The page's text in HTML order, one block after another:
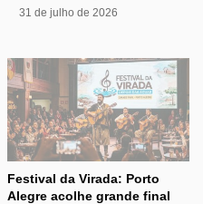
31 de julho de 2026
Festival da Virada: Porto
Alegre acolhe grande final